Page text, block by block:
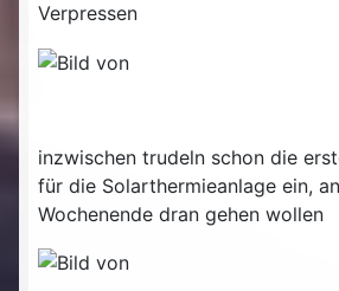
Verpressen
inzwischen trudeln schon die
für die Solarthermieanlage ein,
Wochenende dran gehen wollen